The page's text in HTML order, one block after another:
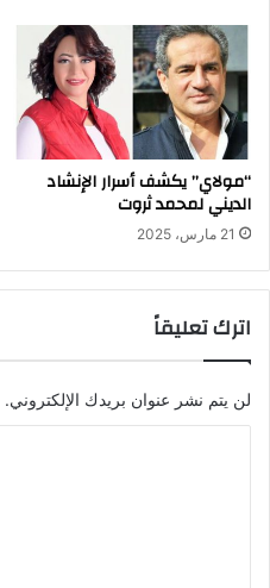
“مولاي” يكشف أسرار الإنشاد
الديني لمحمد ثروت
21 مارس، 2025
اترك تعليقاً
لن يتم نشر عنوان بريدك الإلكتروني.